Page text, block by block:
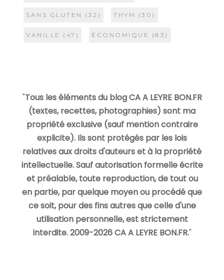
SANS GLUTEN (32) THYM (30)
VANILLE (47) ÉCONOMIQUE (83)
"Tous les éléments du blog CA A LEYRE BON.FR
(textes, recettes, photographies) sont ma
propriété exclusive (sauf mention contraire
explicite). Ils sont protégés par les lois
relatives aux droits d'auteurs et à la propriété
intellectuelle. Sauf autorisation formelle écrite
et préalable, toute reproduction, de tout ou
en partie, par quelque moyen ou procédé que
ce soit, pour des fins autres que celle d'une
utilisation personnelle, est strictement
interdite. 2009-2026 CA A LEYRE BON.FR."